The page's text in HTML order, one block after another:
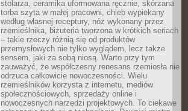
stolarza, ceramika uformowana ręcznie, skórzana
torba szyta w małej pracowni, chleb wypiekany
według własnej receptury, nóż wykonany przez
rzemieślnika, biżuteria tworzona w krótkich seriach
– takie rzeczy różnią się od produktów
przemysłowych nie tylko wyglądem, lecz także
sensem, jaki za sobą niosą. Warto przy tym
zauważyć, że współczesny renesans rzemiosła nie
odrzuca całkowicie nowoczesności. Wielu
rzemieślników korzysta z internetu, mediów
społecznościowych, sprzedaży online i
nowoczesnych narzędzi projektowych. To ciekawe